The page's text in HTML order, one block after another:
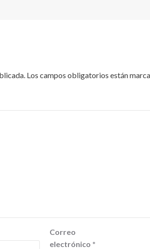
Los campos obligatorios están
Correo
electrónico *